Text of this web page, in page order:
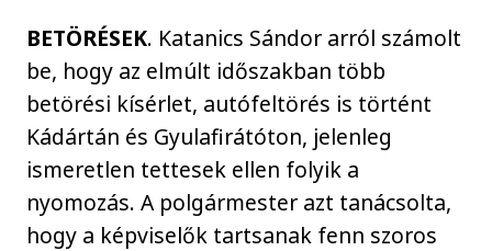
BETÖRÉSEK. Katanics Sándor arról számolt
be, hogy az elmúlt időszakban több
betörési kísérlet, autófeltörés is történt
Kádártán és Gyulafirátóton, jelenleg
ismeretlen tettesek ellen folyik a
nyomozás. A polgármester azt tanácsolta,
hogy a képviselők tartsanak fenn szoros